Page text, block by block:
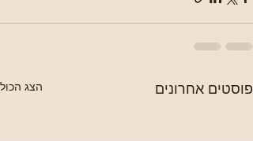
פוסטים אחרונים הצג הכול